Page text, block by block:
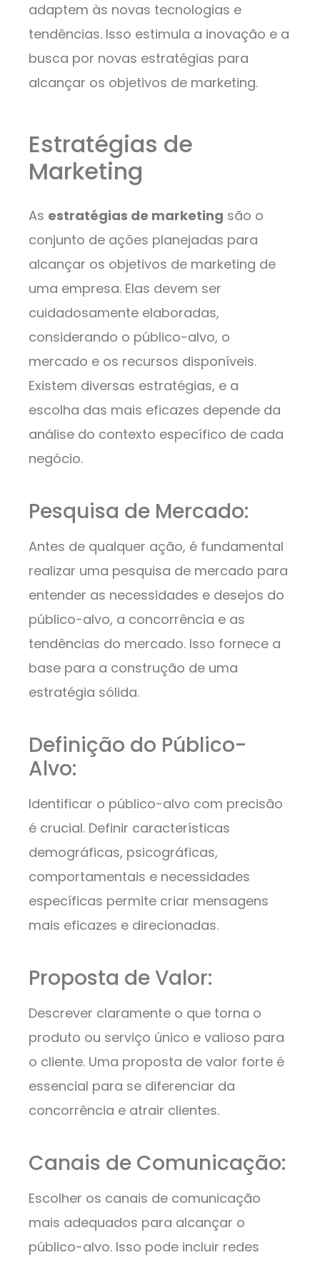
adaptem às novas tecnologias e
tendências. Isso estimula a inovação e a
busca por novas estratégias para
alcançar os objetivos de marketing.
Estratégias de
Marketing
As estratégias de marketing são o
conjunto de ações planejadas para
alcançar os objetivos de marketing de
uma empresa. Elas devem ser
cuidadosamente elaboradas,
considerando o público-alvo, o
mercado e os recursos disponíveis.
Existem diversas estratégias, e a
escolha das mais eficazes depende da
análise do contexto específico de cada
negócio.
Pesquisa de Mercado:
Antes de qualquer ação, é fundamental
realizar uma pesquisa de mercado para
entender as necessidades e desejos do
público-alvo, a concorrência e as
tendências do mercado. Isso fornece a
base para a construção de uma
estratégia sólida.
Definição do Público-
Alvo:
Identificar o público-alvo com precisão
é crucial. Definir características
demográficas, psicográficas,
comportamentais e necessidades
específicas permite criar mensagens
mais eficazes e direcionadas.
Proposta de Valor:
Descrever claramente o que torna o
produto ou serviço único e valioso para
o cliente. Uma proposta de valor forte é
essencial para se diferenciar da
concorrência e atrair clientes.
Canais de Comunicação:
Escolher os canais de comunicação
mais adequados para alcançar o
público-alvo. Isso pode incluir redes